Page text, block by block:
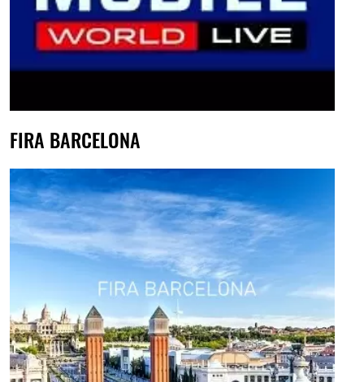
FIRA BARCELONA